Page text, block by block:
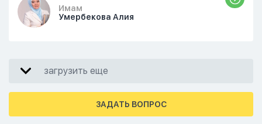
голову начали лезть только хорошие
мысли,во второй раз когда я решила в
ошибиться и то что намаз не
примется,совершила истихар во время
Имам
Умербекова Алия
загрузить еще
ЗАДАТЬ ВОПРОС